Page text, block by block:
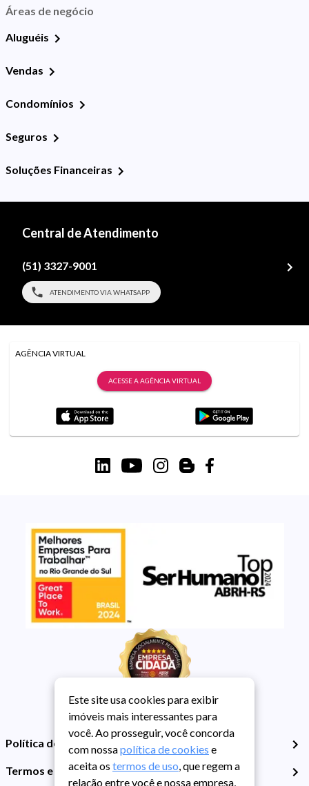
Áreas de negócio
Aluguéis
Vendas
Condomínios
Seguros
Soluções Financeiras
Central de Atendimento
(51) 3327-9001
ATENDIMENTO VIA WHATSAPP
AGÊNCIA VIRTUAL
ACESSE A AGÊNCIA VIRTUAL
Política de Privacidade
Termos e Condições de Uso
Este site usa cookies para exibir
imóveis mais interessantes para
você. Ao prosseguir, você concorda
com nossapolítica de cookies e
aceita os termos de uso, que regem a
relação entre você e nossa empresa,